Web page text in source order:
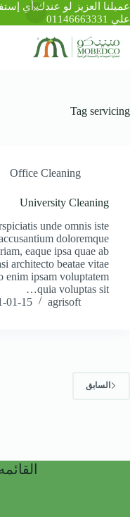
عميلنا العزيز لو عندك أي
علي 01146663331
إلى
المحتوى
Tag servicing
Office Cleaning
University Cleaning
unde omnis iste
doloremque
eaque ipsa quae ab
architecto beatae vitae
enim ipsam voluptatem
quia voluptas sit…
agrisoft
01-15
السابق